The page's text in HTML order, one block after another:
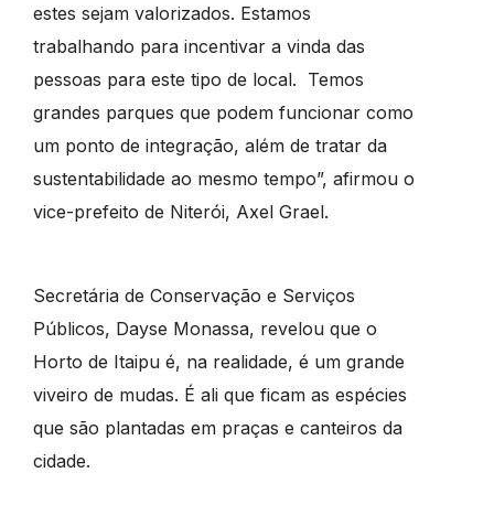
estes sejam valorizados. Estamos
trabalhando para incentivar a vinda das
pessoas para este tipo de local. Temos
grandes parques que podem funcionar como
um ponto de integração, além de tratar da
sustentabilidade ao mesmo tempo”, afirmou o
vice-prefeito de Niterói, Axel Grael.
Secretária de Conservação e Serviços
Públicos, Dayse Monassa, revelou que o
Horto de Itaipu é, na realidade, é um grande
viveiro de mudas. É ali que ficam as espécies
que são plantadas em praças e canteiros da
cidade.